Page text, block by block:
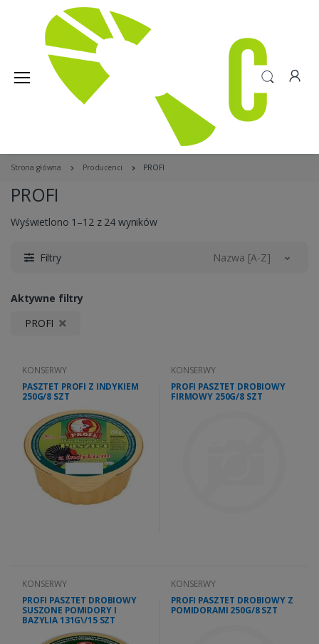
Strona główna Producenci PROFI
PROFI
Wyświetlono 1–12 z 24 wyników
Filtry Nazwa [A-Z]
Aktywne filtry
PROFI
KONSERWY
PASZTET PROFI Z INDYKIEM
250G/8 SZT
KONSERWY
PROFI PASZTET DROBIOWY
FIRMOWY 250G/8 SZT
KONSERWY
PROFI PASZTET DROBIOWY
SUSZONE POMIDORY I
BAZYLIA 131G\/15 SZT
KONSERWY
PROFI PASZTET DROBIOWY Z
POMIDORAMI 250G/8 SZT